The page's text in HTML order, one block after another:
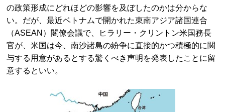
の政策形成にどれほどの影響を及ぼしたのかは分からな
い。だが、最近ベトナムで開かれた東南アジア諸国連合
（ASEAN）閣僚会議で、ヒラリー・クリントン米国務長
官が、米国は今、南沙諸島の紛争に直接的かつ積極的に関
与する用意があるとする驚くべき声明を発表したことに留
意するといい。